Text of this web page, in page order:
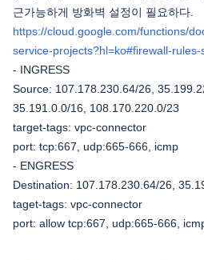
근가능하게 방화벽 설정이 필요하다.
https://cloud.google.com/functions/
service-projects?hl=ko#firewall-
- INGRESS
Source: 107.178.230.64/26,
35.191.0.0/16, 108.170.220.0/23
target-tags: vpc-connector
port: tcp:667, udp:665-666, icmp
- ENGRESS
Destination: 107.178.230.64/26,
taget-tags: vpc-connector
port: allow tcp:667, udp:665-666,